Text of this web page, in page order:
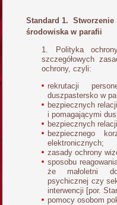
Standard 1. Stworzenie
środowiska w parafii
Polityka
szczegółowych
ochrony, czyli:
rekrutacji
duszpastersko w
bezpiecznych
i pomagającymi
bezpiecznych
bezpiecznego
elektronicznych;
zasady ochrony
sposobu
że małoletni
psychicznej czy
interwencji [por.
pomocy osobom